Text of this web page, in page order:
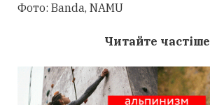
Фото: Banda, NAMU
Читайте частіше